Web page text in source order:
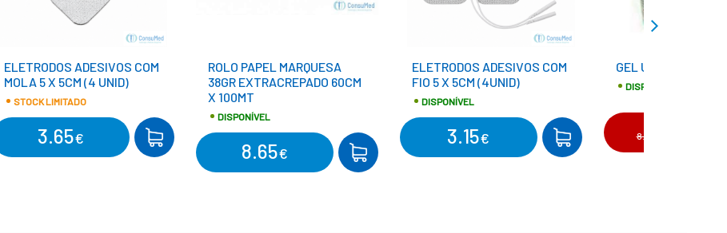
ELETRODOS ADESIVOS COM
MOLA 5 X 5CM (4 UNID)
STOCK LIMITADO
3.65€ COMPRAR
ROLO PAPEL MARQUESA
38GR EXTRACREPADO 60CM
X 100MT
DISPONÍVEL
8.65€ COMPRAR
ELETRODOS ADESIVOS COM
FIO 5 X 5CM (4UNID)
DISPONÍVEL
3.15€ COMPRAR
GEL ULTRASSONS
DISPONÍVEL
8.85€